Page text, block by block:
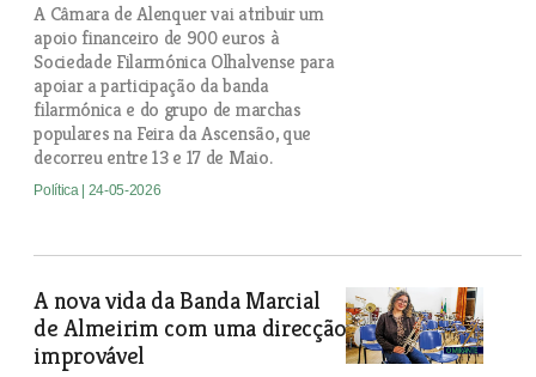
A Câmara de Alenquer vai atribuir um
apoio financeiro de 900 euros à
Sociedade Filarmónica Olhalvense para
apoiar a participação da banda
filarmónica e do grupo de marchas
populares na Feira da Ascensão, que
decorreu entre 13 e 17 de Maio.
Política | 24-05-2026
A nova vida da Banda Marcial
de Almeirim com uma direcção
improvável